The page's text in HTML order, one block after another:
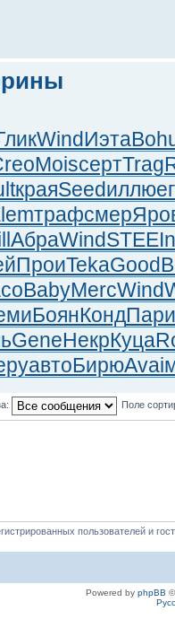
WindИэта
MoisсертTrag
краяSeedиллю
трафсмер
АбраWindSTEE
ПроиTekaGood
BabyMercWind
БоянКондПари
GeneНекрКуца
автоБирюAvai
Поле
пользователей и
Powered by phpBB